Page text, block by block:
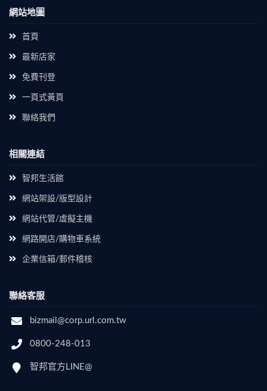
網站地圖
首頁
最新店家
免費刊登
一頁式黃頁
聯絡我們
相關連結
智邦生活館
網站架設/版型設計
網站代管/虛擬主機
網路開店/購物車系統
企業信箱/郵件稽核
聯絡客服
bizmail@corp.url.com.tw
0800-248-013
智邦官方LINE@